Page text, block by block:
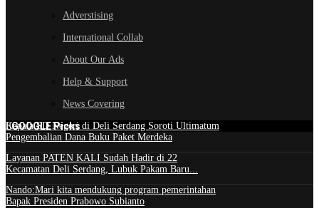
Adverstising
International Collab
About Our Ads
Help & Support
News Covering
GOOGLE Picks
Kepala SD Negeri di Deli Serdang Soroti Ultimatum
Pengembalian Dana Buku Paket Merdeka
Layanan PATEN KALI Sudah Hadir di 22
Kecamatan Deli Serdang, Lubuk Pakam Baru...
Nando:Mari kita mendukung program pemerintahan
Bapak Presiden Prabowo Subianto